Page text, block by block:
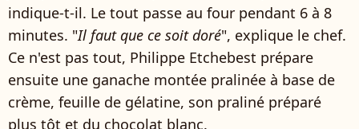
indique-t-il. Le tout passe au four pendant 6 à 8
minutes. "Il faut que ce soit doré", explique le chef.
Ce n'est pas tout, Philippe Etchebest prépare
ensuite une ganache montée pralinée à base de
crème, feuille de gélatine, son praliné préparé
plus tôt et du chocolat blanc.